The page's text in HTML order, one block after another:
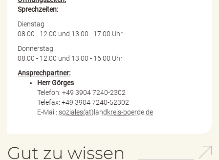
Sprechzeiten:
Dienstag
08.00 - 12.00 und 13.00 - 17.00 Uhr
Donnerstag
08.00 - 12.00 und 13.00 - 16.00 Uhr
Ansprechpartner:
Herr Görges
Telefon: +49 3904 7240-2302
Telefax: +49 3904 7240-52302
E-Mail: soziales(at)landkreis-boerde.de
Gut zu wissen